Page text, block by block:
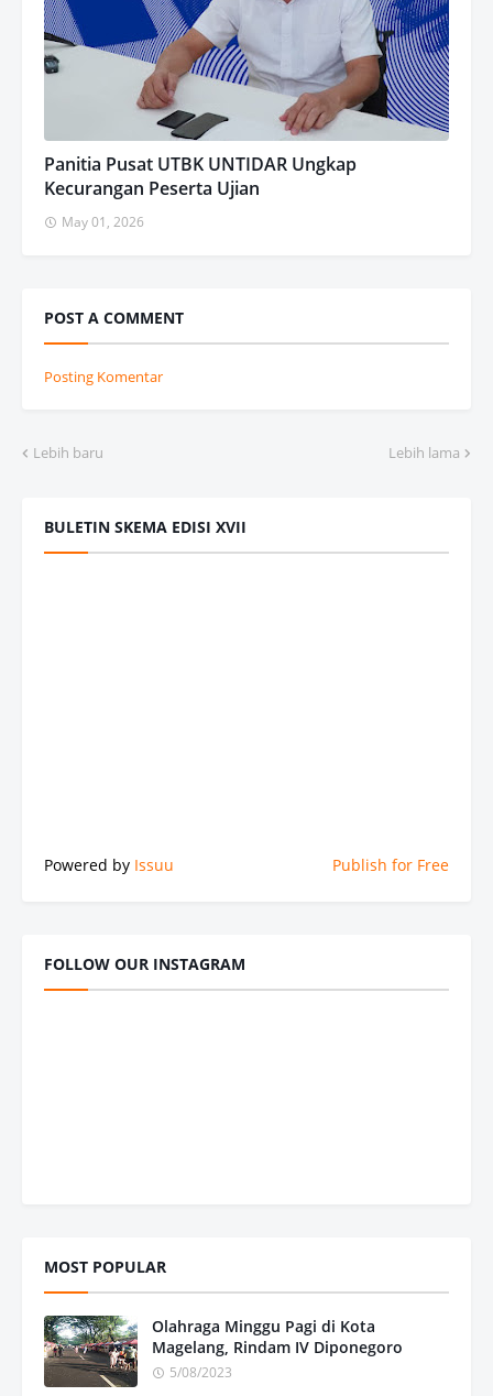
Panitia Pusat UTBK UNTIDAR Ungkap
Kecurangan Peserta Ujian
May 01, 2026
POST A COMMENT
Posting Komentar
Lebih baru Lebih lama
BULETIN SKEMA EDISI XVII
Powered by Issuu Publish for Free
FOLLOW OUR INSTAGRAM
MOST POPULAR
Olahraga Minggu Pagi di Kota
Magelang, Rindam IV Diponegoro
5/08/2023